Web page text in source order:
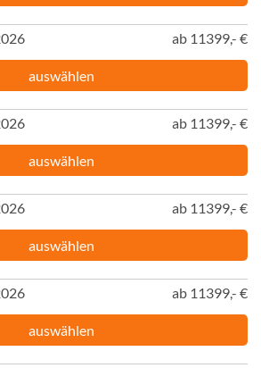
ab 11399,- €
auswählen
ab 11399,- €
auswählen
ab 11399,- €
auswählen
ab 11399,- €
auswählen